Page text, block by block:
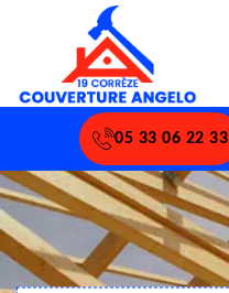
05 33 06 22 33